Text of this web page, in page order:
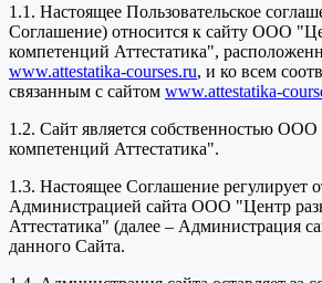
1.1. Настоящее Пользовательское
Соглашение) относится к сайту ООО
компетенций Аттестатика",
www.attestatika-courses.ru, и ко всем
связанным с сайтом www.attestatika-
1.2. Сайт является собственностью
компетенций Аттестатика".
1.3. Настоящее Соглашение регулирует
Администрацией сайта ООО "Центр
Аттестатика" (далее – Администрация
данного Сайта.